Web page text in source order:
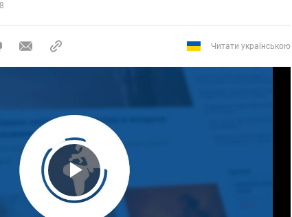
Читати українською
Play Video